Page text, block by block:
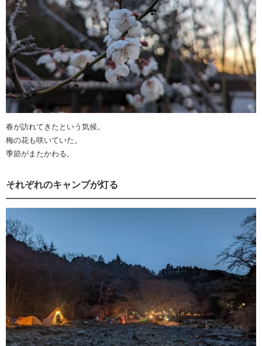
春が訪れてきたという気候。
梅の花も咲いていた。
季節がまたかわる。
それぞれのキャンプが灯る